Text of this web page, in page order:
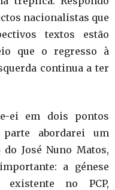
nacionalistas que
textos estão
que o regresso à
continua a ter
ei em dois pontos
abordarei um
José Nuno Matos,
a génese
no PCP,